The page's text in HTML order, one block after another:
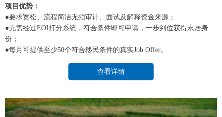
项目优势：
●要求宽松、流程简洁无须审计、面试及解释资金来源；
●无需经过EOI打分系统，符合条件即可申请，一步到位获得永居身
份；
●每月可提供至少50个符合移民条件的真实Job Offer。
查看详情